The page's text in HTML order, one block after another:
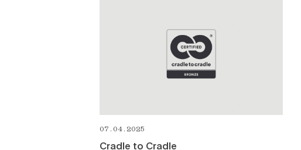
07.04.2025
Cradle to Cradle